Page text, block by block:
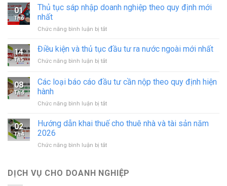
giấy
động
–
ký
động
in
nhất
01
Th6
Thủ tục sáp nhập doanh nghiệp theo quy định mới
nhất
Chức năng bình luận bị tắtở
tục
nhập
nghiệp
định
nhất
14
Th5
Điều kiện và thủ tục đầu tư ra nước ngoài mới nhất
Chức năng bình luận bị tắtở
kiện
và
tục
tư
ngoài
08
Th4
Các loại báo cáo đầu tư cần nộp theo quy định hiện
hành
Chức năng bình luận bị tắtở
loại
báo
đầu
nộp
02
Th4
Hướng dẫn khai thuế cho thuê nhà và tài sản năm
2026
Chức năng bình luận bị tắtở
khai
DỊCH VỤ CHO DOANH NGHIỆP